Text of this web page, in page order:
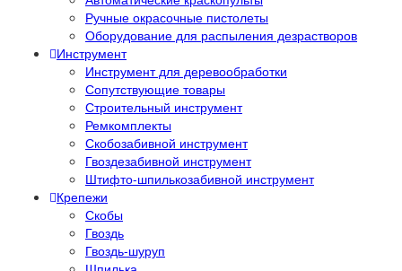
Ручные окрасочные пистолеты
Оборудование для распыления дезрастворов
Инструмент
Инструмент для деревообработки
Сопутствующие товары
Строительный инструмент
Ремкомплекты
Скобозабивной инструмент
Гвоздезабивной инструмент
Штифто-шпилькозабивной инструмент
Крепежи
Скобы
Гвоздь
Гвоздь-шуруп